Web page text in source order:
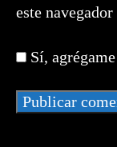
usuario
comentar
electrónico
comentar
de
web
(opcional)
este
Sí,